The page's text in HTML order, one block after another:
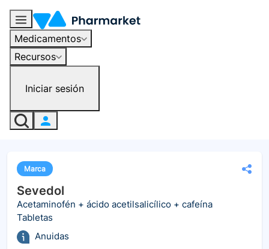
Medicamentos
Recursos
Iniciar sesión
Marca
Sevedol
Acetaminofén + ácido acetilsalicílico + cafeína
Tabletas
Anuidas